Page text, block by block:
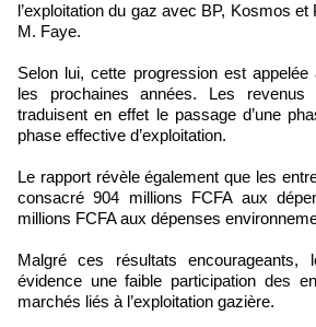
l’exploitation du gaz avec BP, Kosmos
M. Faye.
Selon lui, cette progression est
les prochaines années. Les revenus
traduisent en effet le passage d’une
phase effective d’exploitation.
Le rapport révèle également que les
consacré 904 millions FCFA aux
millions FCFA aux dépenses
Malgré ces résultats encourageants,
évidence une faible participation des
marchés liés à l’exploitation gazière.